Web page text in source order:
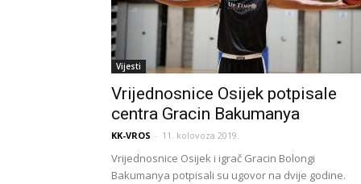
Vijesti
Vrijednosnice Osijek potpisale
centra Gracin Bakumanya
KK-VROS - 11. kolovoza 2019.
Vrijednosnice Osijek i igrač Gracin Bolongi
Bakumanya potpisali su ugovor na dvije godine.